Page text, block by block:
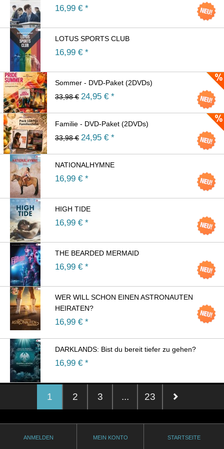
16,99 € *
LOTUS SPORTS CLUB
16,99 € *
Sommer - DVD-Paket (2DVDs)
33,98 € 24,95 € *
Familie - DVD-Paket (2DVDs)
33,98 € 24,95 € *
NATIONALHYMNE
16,99 € *
HIGH TIDE
16,99 € *
THE BEARDED MERMAID
16,99 € *
WER WILL SCHON EINEN ASTRONAUTEN
HEIRATEN?
16,99 € *
DARKLANDS: Bist du bereit tiefer zu gehen?
16,99 € *
1 2 3 ... 23
ANMELDEN MEIN KONTO STARTSEITE